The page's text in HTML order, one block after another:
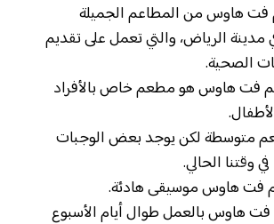
فت هاوس من المطاعم الجميلة
مدينة الرياض، والتي تعمل على تقديم
الصحية.
فت هاوس هو مطعم خاص بالأفراد
متوسطة لكن يوجد بعض الوجبات
وقتنا الحالي.
فت هاوس موسيقى هادئة.
هاوس بالعمل طوال أيام الأسبوع